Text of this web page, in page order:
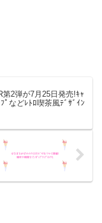
2弾が7月25日発売!ｷｬ
ﾟなどﾚﾄﾛ喫茶風ﾃﾞｻﾞｲﾝ